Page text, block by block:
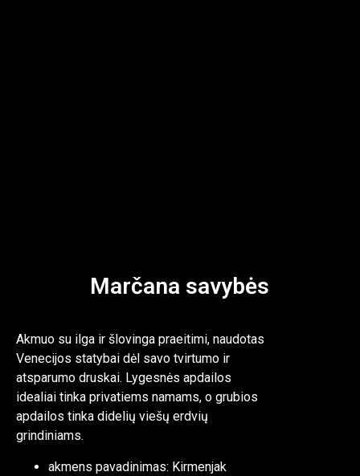
Marčana savybės
Akmuo su ilga ir šlovinga praeitimi, naudotas
Venecijos statybai dėl savo tvirtumo ir
atsparumo druskai. Lygesnės apdailos
idealiai tinka privatiems namams, o grubios
apdailos tinka didelių viešų erdvių
grindiniams.
akmens pavadinimas: Kirmenjak